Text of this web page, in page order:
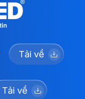
Tải về
Tải về